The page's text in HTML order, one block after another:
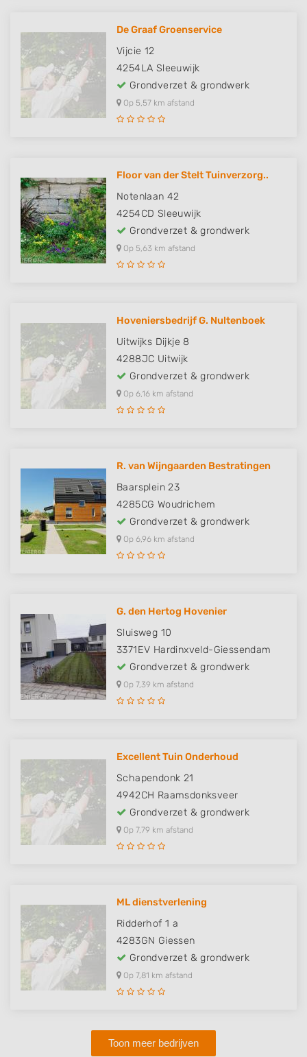
De Graaf Groenservice
Vijcie 12
4254LA Sleeuwijk
Grondverzet & grondwerk
Op 5,57 km afstand
Floor van der Stelt Tuinverzorg..
Notenlaan 42
4254CD Sleeuwijk
Grondverzet & grondwerk
Op 5,63 km afstand
Hoveniersbedrijf G. Nultenboek
Uitwijks Dijkje 8
4288JC Uitwijk
Grondverzet & grondwerk
Op 6,16 km afstand
R. van Wijngaarden Bestratingen
Baarsplein 23
4285CG Woudrichem
Grondverzet & grondwerk
Op 6,96 km afstand
G. den Hertog Hovenier
Sluisweg 10
3371EV Hardinxveld-Giessendam
Grondverzet & grondwerk
Op 7,39 km afstand
Excellent Tuin Onderhoud
Schapendonk 21
4942CH Raamsdonksveer
Grondverzet & grondwerk
Op 7,79 km afstand
ML dienstverlening
Ridderhof 1 a
4283GN Giessen
Grondverzet & grondwerk
Op 7,81 km afstand
Toon meer bedrijven